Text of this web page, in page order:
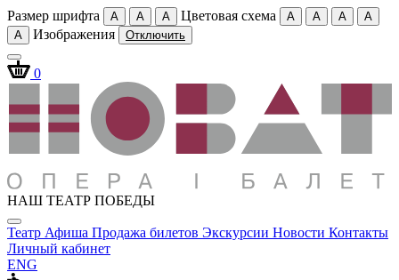
Размер шрифта A A A Цветовая схема A A A
A
A
Изображения Отключить
0
НАШ ТЕАТР ПОБЕДЫ
Театр Афиша Продажа билетов Экскурсии Новости Контакты
Личный кабинет
ENG